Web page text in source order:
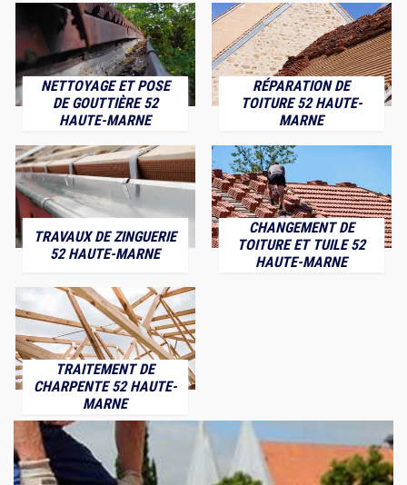
NETTOYAGE ET POSE
DE GOUTTIÈRE 52
HAUTE-MARNE
RÉPARATION DE
TOITURE 52 HAUTE-
MARNE
TRAVAUX DE ZINGUERIE
52 HAUTE-MARNE
CHANGEMENT DE
TOITURE ET TUILE 52
HAUTE-MARNE
TRAITEMENT DE
CHARPENTE 52 HAUTE-
MARNE